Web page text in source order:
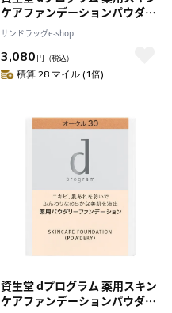
ケアファンデーションパウダリ
ー OC10（レフィル）
サンドラッグe-shop
3,080 円 （税込）
積算 28 マイル (1倍)
資生堂 dプログラム 薬用スキン
ケアファンデーションパウダリ